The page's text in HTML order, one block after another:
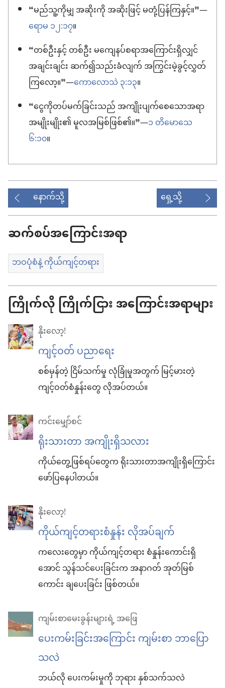
“မည်သူ့ကိုမျှ အဆိုးကို အဆိုးဖြင့် မတုံ့ပြန်ကြနှင့်။”—
ရောမ ၁၂:၁၇။
“တစ်ဦးနှင့် တစ်ဦး မကျေနပ်စရာအကြောင်းရှိလျှင်
အချင်းချင်း ဆက်၍သည်းခံလျက် အကြွင်းမဲ့ခွင့်လွှတ်
ကြလော့။”—ကောလောသဲ ၃:၁၃။
“ငွေကိုတပ်မက်ခြင်းသည် အကျိုးပျက်စေသောအရာ
အမျိုးမျိုး၏ မူလအမြစ်ဖြစ်၏။”—၁ တိမောသေ
၆:၁၀။
နောက်သို့ ရှေ့သို့
ဆက်စပ်အကြောင်းအရာ
ဘဝပုံစံနဲ့ ကိုယ်ကျင့်တရား
ကြိုက်လို ကြိုက်ငြား အကြောင်းအရာများ
နိုးလော့!
ကျင့်ဝတ် ပညာရေး
စစ်မှန်တဲ့ ငြိမ်သက်မှု လုံခြုံမှုအတွက် မြင့်မားတဲ့
ကျင့်ဝတ်စံနှုန်းတွေ လိုအပ်တယ်။
ကင်းမျှော်စင်
ရိုးသားတာ အကျိုးရှိသလား
ကိုယ်တွေ့ဖြစ်ရပ်တွေက ရိုးသားတာအကျိုးရှိကြောင်း
ဖော်ပြနေပါတယ်။
နိုးလော့!
ကိုယ်ကျင့်တရားစံနှုန်း လိုအပ်ချက်
ကလေးတွေမှာ ကိုယ်ကျင့်တရား စံနှုန်းကောင်းရှိ
အောင် သွန်သင်ပေးခြင်းက အနာဂတ် အုတ်မြစ်
ကောင်း ချပေးခြင်း ဖြစ်တယ်။
ကျမ်းစာမေးခွန်းများရဲ့ အဖြေ
ပေးကမ်းခြင်းအကြောင်း ကျမ်းစာ ဘာပြော
သလဲ
ဘယ်လို ပေးကမ်းမှုကို ဘုရား နှစ်သက်သလဲ